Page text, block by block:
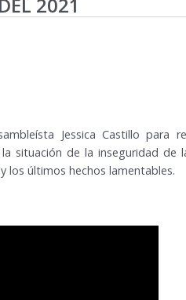
2021
Jessica Castillo para
situación de la inseguridad de
los últimos hechos lamentables.